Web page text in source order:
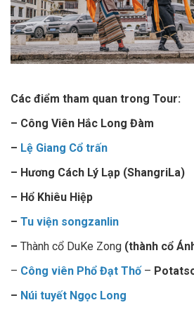
Các điểm tham quan trong Tour:
– Công Viên Hắc Long Đàm
– Lệ Giang Cổ trấn
– Hương Cách Lý Lạp (ShangriLa)
– Hổ Khiêu Hiệp
– Tu viện songzanlin
– Thành cổ DuKe Zong (thành cổ
– Công viên Phổ Đạt Thố –
– Núi tuyết Ngọc Long